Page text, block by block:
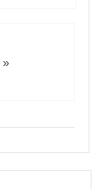
»